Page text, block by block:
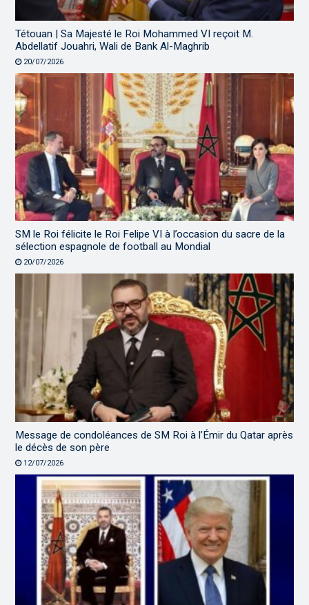
Tétouan | Sa Majesté le Roi Mohammed VI reçoit M.
Abdellatif Jouahri, Wali de Bank Al-Maghrib
20/07/2026
SM le Roi félicite le Roi Felipe VI à l’occasion du sacre de la
sélection espagnole de football au Mondial
20/07/2026
Message de condoléances de SM Roi à l’Émir du Qatar après
le décès de son père
12/07/2026